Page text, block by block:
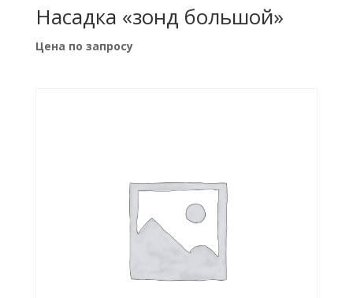
Насадка «зонд большой»
Цена по запросу